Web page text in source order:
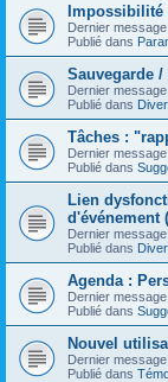
Impossibilité
Dernier
Publié dans
Sauvegarde
Dernier
Publié dans
Tâches :
Dernier
Publié dans
Lien
d'événement
Dernier
Publié dans
Agenda :
Dernier
Publié dans
Nouvel
Dernier
Publié dans